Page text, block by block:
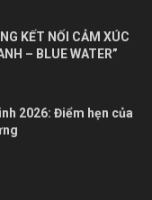
KẾT NỐI CẢM XÚC
– BLUE WATER”
2026: Điểm hẹn của